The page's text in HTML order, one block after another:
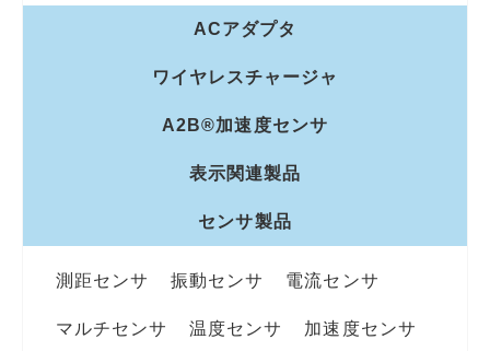
ACアダプタ
ワイヤレスチャージャ
A2B®加速度センサ
表示関連製品
センサ製品
測距センサ 振動センサ 電流センサ
マルチセンサ 温度センサ 加速度センサ